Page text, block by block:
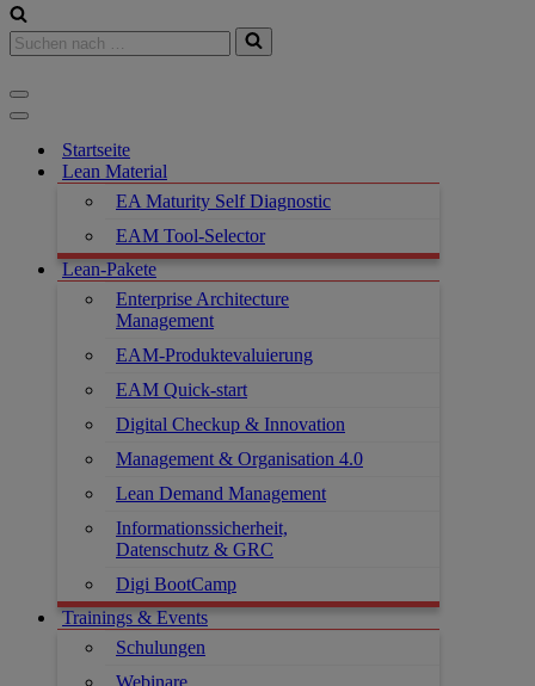
Suchen
nach …
Navigationsmenü
Navigationsmenü
Startseite
Lean Material
EA Maturity Self Diagnostic
EAM Tool-Selector
Lean-Pakete
Enterprise Architecture
Management
EAM-Produktevaluierung
EAM Quick-start
Digital Checkup & Innovation
Management & Organisation 4.0
Lean Demand Management
Informationssicherheit,
Datenschutz & GRC
Digi BootCamp
Trainings & Events
Schulungen
Webinare